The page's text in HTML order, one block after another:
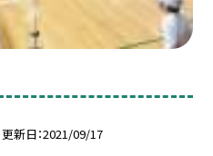
更新日 2021/09/17